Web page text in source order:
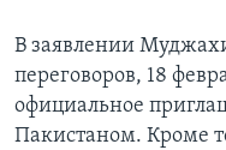
В заявлении
переговоров, 18
официальное
Пакистаном. Кроме